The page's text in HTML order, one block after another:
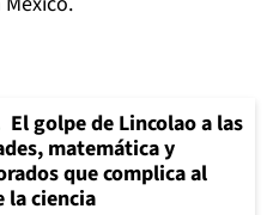
El golpe de Lincolao a las
matemática y
que complica al
la ciencia